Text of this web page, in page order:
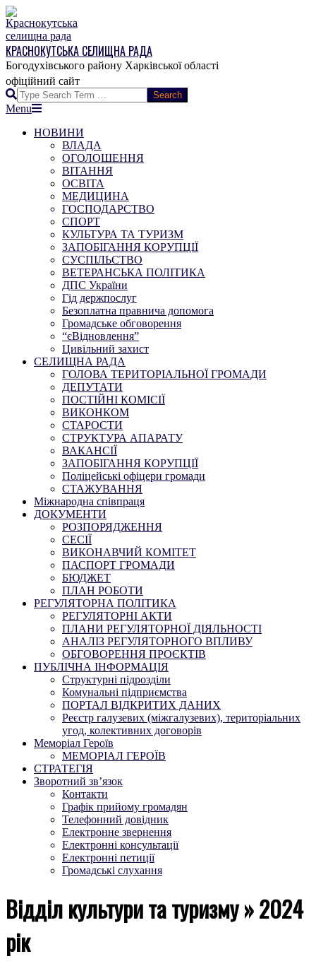
Skip
to
content
КРАСНОКУТСЬКА СЕЛИЩНА РАДА
Богодухівського району Харківської області
Search
Primary
Menu
Menu
НОВИНИ
ВЛАДА
ОГОЛОШЕННЯ
ВІТАННЯ
ОСВІТА
МЕДИЦИНА
ГОСПОДАРСТВО
СПОРТ
КУЛЬТУРА ТА ТУРИЗМ
ЗАПОБІГАННЯ КОРУПЦІЇ
СУСПІЛЬСТВО
ВЕТЕРАНСЬКА ПОЛІТИКА
ДПС України
Гід держпослуг
Безоплатна правнича допомога
Громадське обговорення
“єВідновлення”
Цивільний захист
СЕЛИЩНА РАДА
ГОЛОВА ТЕРИТОРІАЛЬНОЇ ГРОМАДИ
ДЕПУТАТИ
ПОСТІЙНІ КОМІСІЇ
ВИКОНКОМ
СТАРОСТИ
СТРУКТУРА АПАРАТУ
ВАКАНСІЇ
ЗАПОБІГАННЯ КОРУПЦІЇ
Поліцейські офіцери громади
СТАЖУВАННЯ
Міжнародна співпраця
ДОКУМЕНТИ
РОЗПОРЯДЖЕННЯ
СЕСІЇ
ВИКОНАВЧИЙ КОМІТЕТ
ПАСПОРТ ГРОМАДИ
БЮДЖЕТ
ПЛАН РОБОТИ
РЕГУЛЯТОРНА ПОЛІТИКА
РЕГУЛЯТОРНІ АКТИ
ПЛАНИ РЕГУЛЯТОРНОЇ ДІЯЛЬНОСТІ
АНАЛІЗ РЕГУЛЯТОРНОГО ВПЛИВУ
ОБГОВОРЕННЯ ПРОЄКТІВ
ПУБЛІЧНА ІНФОРМАЦІЯ
Структурні підрозділи
Комунальні підприємства
ПОРТАЛ ВІДКРИТИХ ДАНИХ
Реєстр галузевих (міжгалузевих), територіальних
угод, колективних договорів
Меморіал Героїв
МЕМОРІАЛ ГЕРОЇВ
СТРАТЕГІЯ
Зворотний зв’язок
Контакти
Графік прийому громадян
Телефонний довідник
Електронне звернення
Електронні консультації
Електронні петиції
Громадські слухання
Відділ культури та туризму »2024
рік